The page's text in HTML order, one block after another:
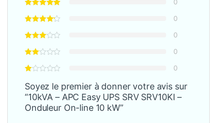
0
0
0
0
Soyez le premier à donner votre avis sur
“10kVA – APC Easy UPS SRV SRV10KI –
Onduleur On-line 10 kW”